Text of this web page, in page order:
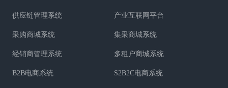
供应链管理系统 产业互联网平台
采购商城系统 集采商城系统
经销商管理系统 多租户商城系统
B2B电商系统 S2B2C电商系统